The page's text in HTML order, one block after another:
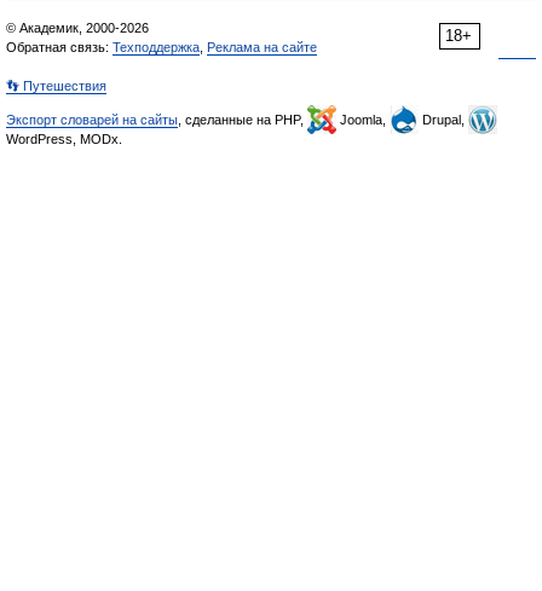
18+
© Академик, 2000-2026
Обратная связь: Техподдержка Реклама на сайте
👣 Путешествия
Экспорт словарей на сайты , сделанные на PHP, Joomla,
Drupal,
WordPress, MODx.